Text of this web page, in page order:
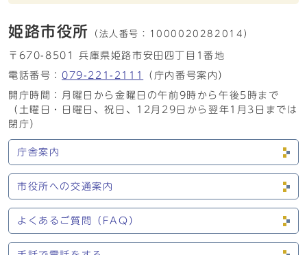
姫路市役所 （法人番号： 1000020282014）
〒670-8501 兵庫県姫路市安田四丁目1番地
電話番号： 079-221-2111
（庁内番号案内）
開庁時間：月曜日から金曜日の午前9時から午後5時まで
（土曜日・日曜日、祝日、12月29日から翌年1月3日までは
閉庁）
庁舎案内
市役所への交通案内
よくあるご質問（FAQ）